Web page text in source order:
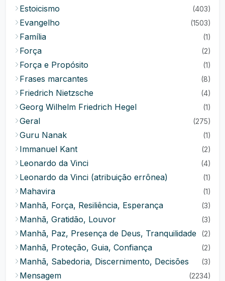
Estoicismo (403)
Evangelho (1503)
Família (1)
Força (2)
Força e Propósito (1)
Frases marcantes (8)
Friedrich Nietzsche (4)
Georg Wilhelm Friedrich Hegel (1)
Geral (275)
Guru Nanak (1)
Immanuel Kant (2)
Leonardo da Vinci (4)
Leonardo da Vinci (atribuição errônea) (1)
Mahavira (1)
Manhã, Força, Resiliência, Esperança (3)
Manhã, Gratidão, Louvor (3)
Manhã, Paz, Presença de Deus, Tranquilidade (2)
Manhã, Proteção, Guia, Confiança (2)
Manhã, Sabedoria, Discernimento, Decisões (3)
Mensagem (2234)